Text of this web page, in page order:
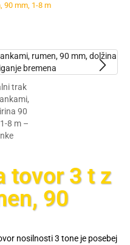
90 mm, 1-8 m
tovor 3 t z
90
nosilnosti 3 tone je posebej